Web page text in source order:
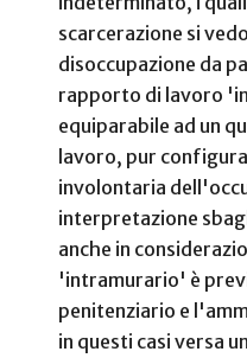
scarcerazione si
disoccupazione da
rapporto di lavoro
equiparabile ad un
lavoro, pur
involontaria
interpretazione
anche in
'intramurario' è
penitenziario e
in questi casi versa